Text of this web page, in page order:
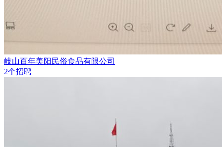
岐山百年美阳民俗食品有限公司
2个招聘